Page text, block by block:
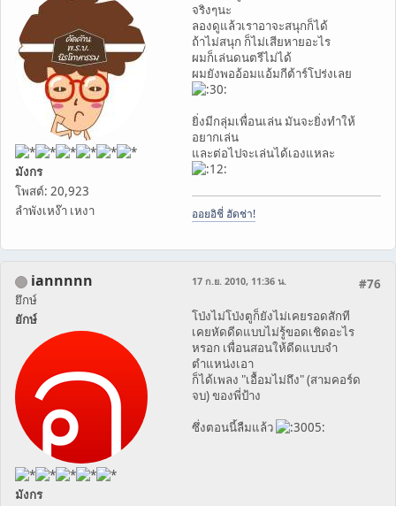
มังกร
โพสต์: 20,923
ลำพังเหง๊า เหงา
จริงๆนะ
ลองดูแล้วเราอาจะสนุกก็ได้
ถ้าไม่สนุก ก็ไม่เสียหายอะไร
ผมก็เล่นดนตรีไม่ได้
ผมยังพออ้อมแอ้มกีต้าร์โปร่งเลย
ยิ่งมีกลุ่มเพื่อนเล่น มันจะยิ่งทำให้
อยากเล่น
และต่อไปจะเล่นได้เองแหละ
ออยอิชี่ ฮัดช่า!
iannnnn
ยึกษ์
ยักษ์
มังกร
#76
17 ก.ย. 2010, 11:36 น.
โป่งไม่โป่งตูก็ยังไม่เคยรอดสักที
เคยหัดดีดแบบไม่รู้ขอดเชิดอะไร
หรอก เพื่อนสอนให้ดีดแบบจำ
ตำแหน่งเอา
ก็ได้เพลง "เอื้อมไม่ถึง" (สามคอร์ด
จบ) ของพี่ป้าง
ซึ่งตอนนี้ลืมแล้ว